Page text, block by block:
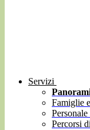
Servizi
Famiglie
Percorsi